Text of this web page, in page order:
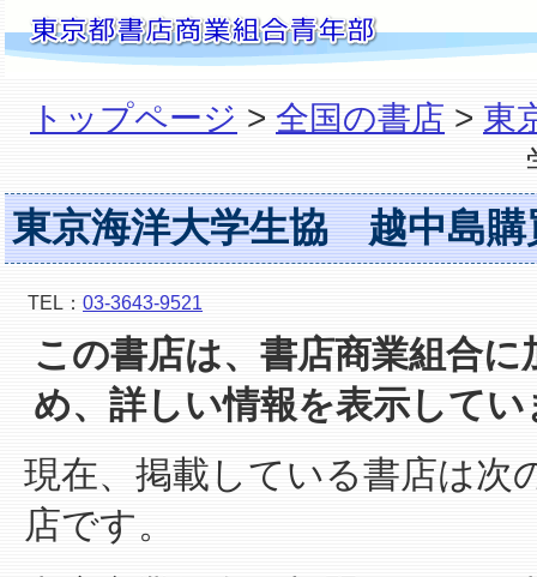
トップページ > 全国の書店 > 東
東京海洋大学生協 越中島購
TEL： 03-3643-9521
この書店は、書店商業組合
め、詳しい情報を表示して
現在、掲載している書店は次
店です。